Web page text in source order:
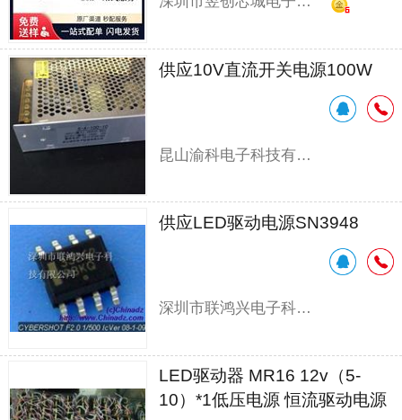
供应10V直流开关电源100W
昆山渝科电子科技有限公司
供应LED驱动电源SN3948
深圳市联鸿兴电子科技有限公司
LED驱动器 MR16 12v（5-
10）*1低压电源 恒流驱动电源